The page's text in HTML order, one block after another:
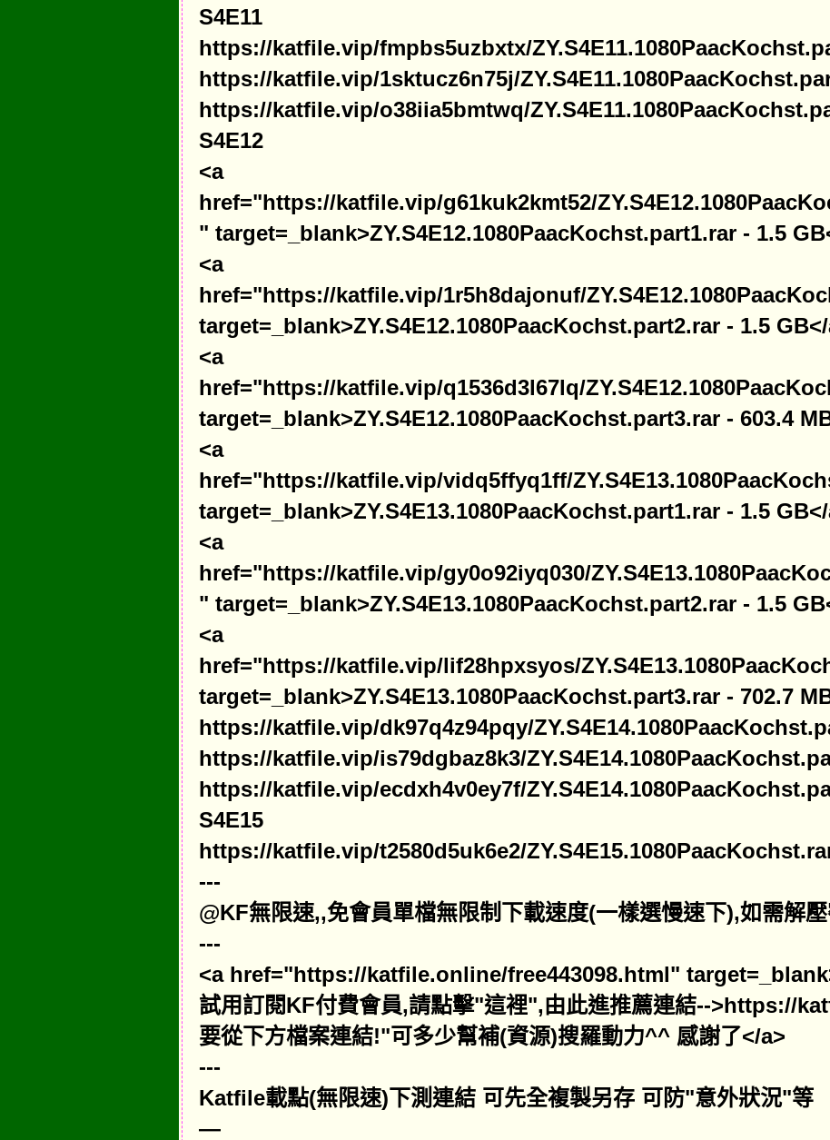
S4E11
https://katfile.vip/fmpbs5uzbxtx/
https://katfile.vip/1sktucz6n75j/
https://katfile.vip/o38iia5bmtwq/
S4E12
<a
href="https://katfile.vip/g61kuk2kmt52/
" target=_blank>ZY.S4E12.1080PaacKochst.part1.rar - 1.5
<a
href="https://katfile.vip/1r5h8dajonuf/
target=_blank>ZY.S4E12.1080PaacKochst.part2.rar - 1.5
<a
href="https://katfile.vip/q1536d3l67lq/
target=_blank>ZY.S4E12.1080PaacKochst.part3.rar - 603.4
<a
href="https://katfile.vip/vidq5ffyq1ff/
target=_blank>ZY.S4E13.1080PaacKochst.part1.rar - 1.5
<a
href="https://katfile.vip/gy0o92iyq030/
" target=_blank>ZY.S4E13.1080PaacKochst.part2.rar - 1.5
<a
href="https://katfile.vip/lif28hpxsyos/
target=_blank>ZY.S4E13.1080PaacKochst.part3.rar - 702.7
https://katfile.vip/dk97q4z94pqy/
https://katfile.vip/is79dgbaz8k3/
https://katfile.vip/ecdxh4v0ey7f/
S4E15
https://katfile.vip/t2580d5uk6e2/
---
@KF無限速,,免會員單檔無限制下載速度(一樣選慢速下),如需解
---
<a href="https://katfile.online/free443098.html"
試用訂閱KF付費會員,請點擊"這裡",由此進推薦連結-->https://
要從下方檔案連結!"可多少幫補(資源)搜羅動力^^ 感謝了</a>
---
Katfile載點(無限速)下測連結 可先全複製另存 可防"意外狀況"等
—